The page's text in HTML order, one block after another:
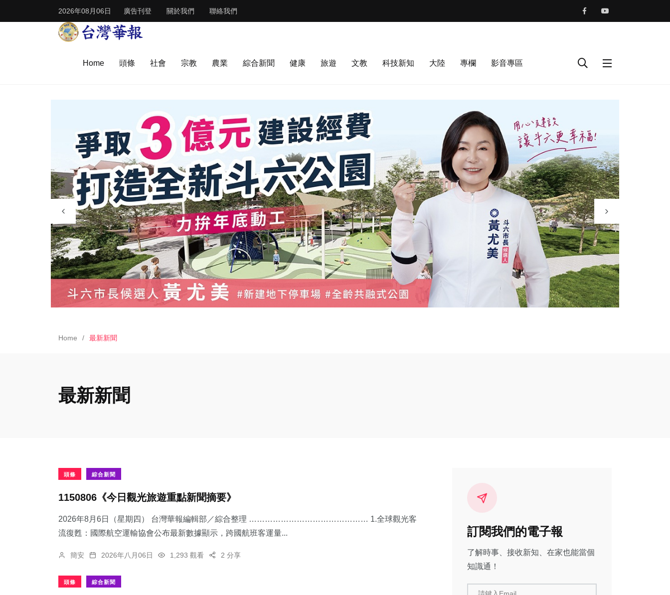
2026年08月06日 廣告刊登 關於我們 聯絡我們
Home 頭條 社會 宗教 農業 綜合新聞 健康 旅遊 文教 科技新知 大陸 專欄 影音專區
Home 最新新聞
最新新聞
頭條 綜合新聞
1150806《今日觀光旅遊重點新聞摘要》
2026年8月6日（星期四） 台灣華報編輯部／綜合整理 ……………………………………… 1.​全球觀光客
流復甦：國際航空運輸協會公布最新數據顯示，跨國航班客運量...
簡安 2026年八月06日 1,293 觀看 2 分享
頭條 綜合新聞
訂閱我們的電子報
了解時事、接收新知、在家也能當個
知識通！
請鍵入Email